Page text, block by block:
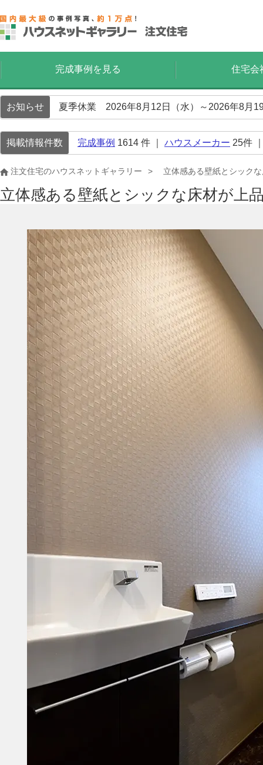
完成事例を見る 住宅会
お知らせ 夏季休業 2026年8月12日（水）～2026年8月
掲載情報件数 完成事例 1614 件 ｜ ハウスメーカー 25件
注文住宅のハウスネットギャラリー 立体感ある壁紙とシック
立体感ある壁紙とシックな床材が上